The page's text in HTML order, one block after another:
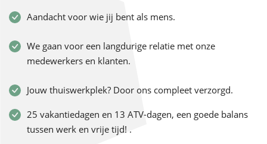
Aandacht voor wie jij bent als mens.
We gaan voor een langdurige relatie met onze
medewerkers en klanten.
Jouw thuiswerkplek? Door ons compleet verzorgd.
25 vakantiedagen en 13 ATV-dagen, een goede balans
tussen werk en vrije tijd! .